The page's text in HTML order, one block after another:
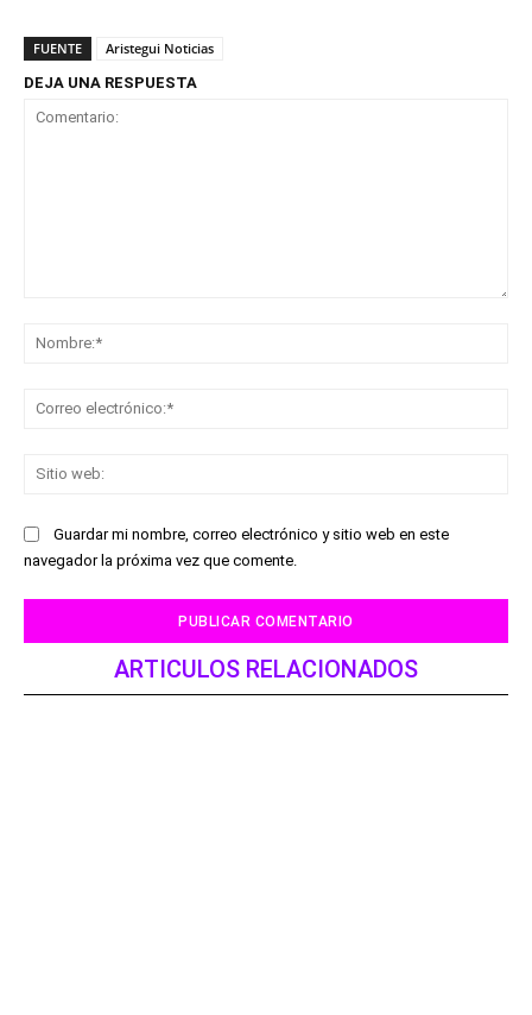
FUENTE
Aristegui Noticias
DEJA UNA RESPUESTA
Guardar mi nombre, correo electrónico y sitio web en este
navegador la próxima vez que comente.
ARTICULOS RELACIONADOS